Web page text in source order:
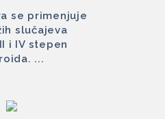
se primenjuje
slučajeva
i IV stepen
...